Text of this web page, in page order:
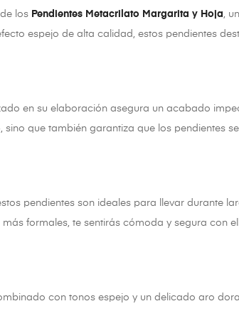
los Pendientes Metacrilato Margarita y Hoja,
espejo de alta calidad, estos pendientes
en su elaboración asegura un acabado
que también garantiza que los pendientes
pendientes son ideales para llevar durante
formales, te sentirás cómoda y segura con
con tonos espejo y un delicado aro